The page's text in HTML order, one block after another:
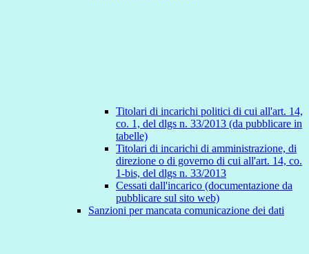
Titolari di incarichi politici di cui all'art. 14,
co. 1, del dlgs n. 33/2013 (da pubblicare in
tabelle)
Titolari di incarichi di amministrazione, di
direzione o di governo di cui all'art. 14, co.
1-bis, del dlgs n. 33/2013
Cessati dall'incarico (documentazione da
pubblicare sul sito web)
Sanzioni per mancata comunicazione dei dati